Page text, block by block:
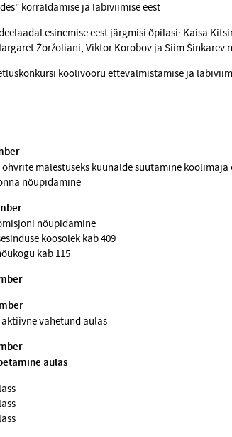
korraldamise ja läbiviimise eest
esinemise eest järgmisi õpilasi: Kaisa
Žoržoliani, Viktor Korobov ja Siim
koolivooru ettevalmistamise ja
mälestuseks küünalde süütamine koolimaja
nõupidamine
nõupidamine
koosolek kab 409
kab 115
vahetund aulas
aulas